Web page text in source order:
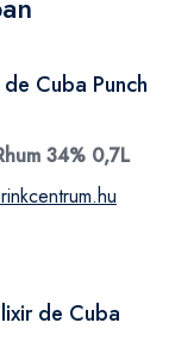
Cuba Punch
34% 0,7L
de Cuba